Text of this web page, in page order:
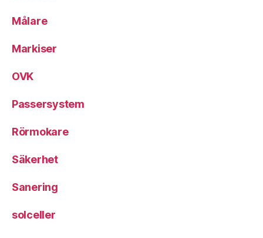
Målare
Markiser
OVK
Passersystem
Rörmokare
Säkerhet
Sanering
solceller